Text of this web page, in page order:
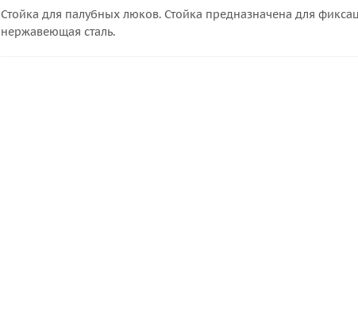
Стойка для палубных люков. Стойка предназначена для
нержавеющая сталь.